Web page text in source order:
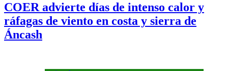
COER advierte días de intenso calor y
ráfagas de viento en costa y sierra de
Áncash